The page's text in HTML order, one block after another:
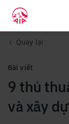
Quay lại
Bài viết
9 thủ
và xây